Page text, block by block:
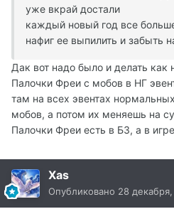
уже вкрай достали
каждый новый год все
нафиг ее выпилить и забыть
Дак вот надо было и делать
Палочки Фреи с мобов в НГ
там на всех эвентах
мобов, а потом их меняешь на
Палочки Фреи есть в БЗ, а в
Xas
Опубликовано 28